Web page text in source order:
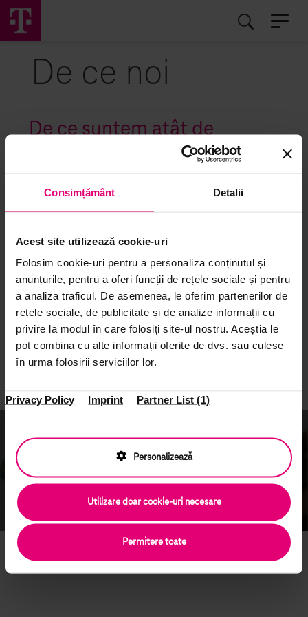
Consimțământ Detalii
Acest site utilizează cookie-uri
Folosim cookie-uri pentru a personaliza conținutul și
anunțurile, pentru a oferi funcții de rețele sociale și pentru
a analiza traficul. De asemenea, le oferim partenerilor de
rețele sociale, de publicitate și de analize informații cu
privire la modul în care folosiți site-ul nostru. Aceștia le
pot combina cu alte informații oferite de dvs. sau culese
în urma folosirii serviciilor lor.
Privacy Policy Imprint Partner List (1)
Permitere toate
Personalizează
Utilizare doar cookie-uri necesare
De ce noi
De ce suntem atât de
parte a companiei. Vrem să fii de-a dreptul fericit pentru
că oamenii fericiți sunt cei mai productivi. Deutsche
bună experiență pentru clienți și determinarea de a duce
lucrurile la bun sfarșit. Vei invața foarte multe despre HR,
multicultural relaxat. Vei evolua alături de companie, vei
beneficia de oportunitațile de carieră apărute odată cu
creșterea companiei și îți vei face prieteni buni în tot acest
timp. Pe scurt: vei invăța lucruri noi, vei evolua
profesional, vei avea probabil cel mai bun pachet de
beneficii de pe piață, vei câștiga bani și te vei distra în tot
Play and see why you should join us